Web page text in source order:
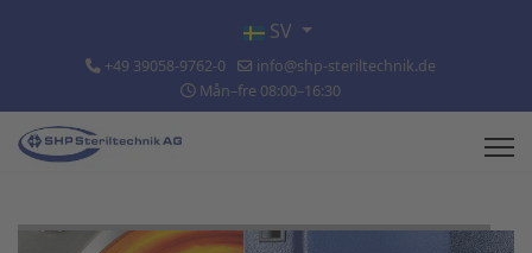
Välj ditt språk
SV
+49 39058-9762-0
info@shp-steriltechnik.de
Mån–fre 08:00–16:30